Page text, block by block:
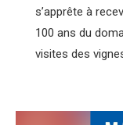
s’apprête à
100 ans du
visites des